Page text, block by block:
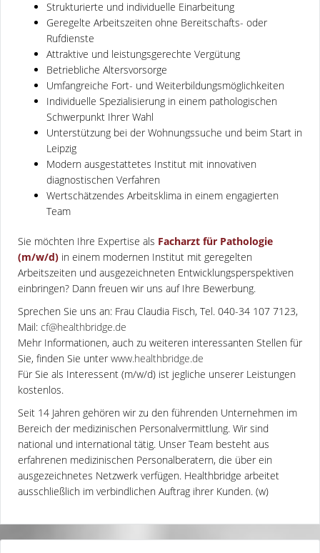
Strukturierte und individuelle Einarbeitung
Geregelte Arbeitszeiten ohne Bereitschafts- oder
Rufdienste
Attraktive und leistungsgerechte Vergütung
Betriebliche Altersvorsorge
Umfangreiche Fort- und Weiterbildungsmöglichkeiten
Individuelle Spezialisierung in einem pathologischen
Schwerpunkt Ihrer Wahl
Unterstützung bei der Wohnungssuche und beim Start in
Leipzig
Modern ausgestattetes Institut mit innovativen
diagnostischen Verfahren
Wertschätzendes Arbeitsklima in einem engagierten
Team
Sie möchten Ihre Expertise als Facharzt für Pathologie
(m/w/d) in einem modernen Institut mit geregelten
Arbeitszeiten und ausgezeichneten Entwicklungsperspektiven
einbringen? Dann freuen wir uns auf Ihre Bewerbung.
Sprechen Sie uns an: Frau Claudia Fisch, Tel. 040-34 107 7123,
Mail: cf@healthbridge.de
Mehr Informationen, auch zu weiteren interessanten Stellen für
Sie, finden Sie unter www.healthbridge.de
Für Sie als Interessent (m/w/d) ist jegliche unserer Leistungen
kostenlos.
Seit 14 Jahren gehören wir zu den führenden Unternehmen im
Bereich der medizinischen Personalvermittlung. Wir sind
national und international tätig. Unser Team besteht aus
erfahrenen medizinischen Personalberatern, die über ein
ausgezeichnetes Netzwerk verfügen. Healthbridge arbeitet
ausschließlich im verbindlichen Auftrag ihrer Kunden. (w)